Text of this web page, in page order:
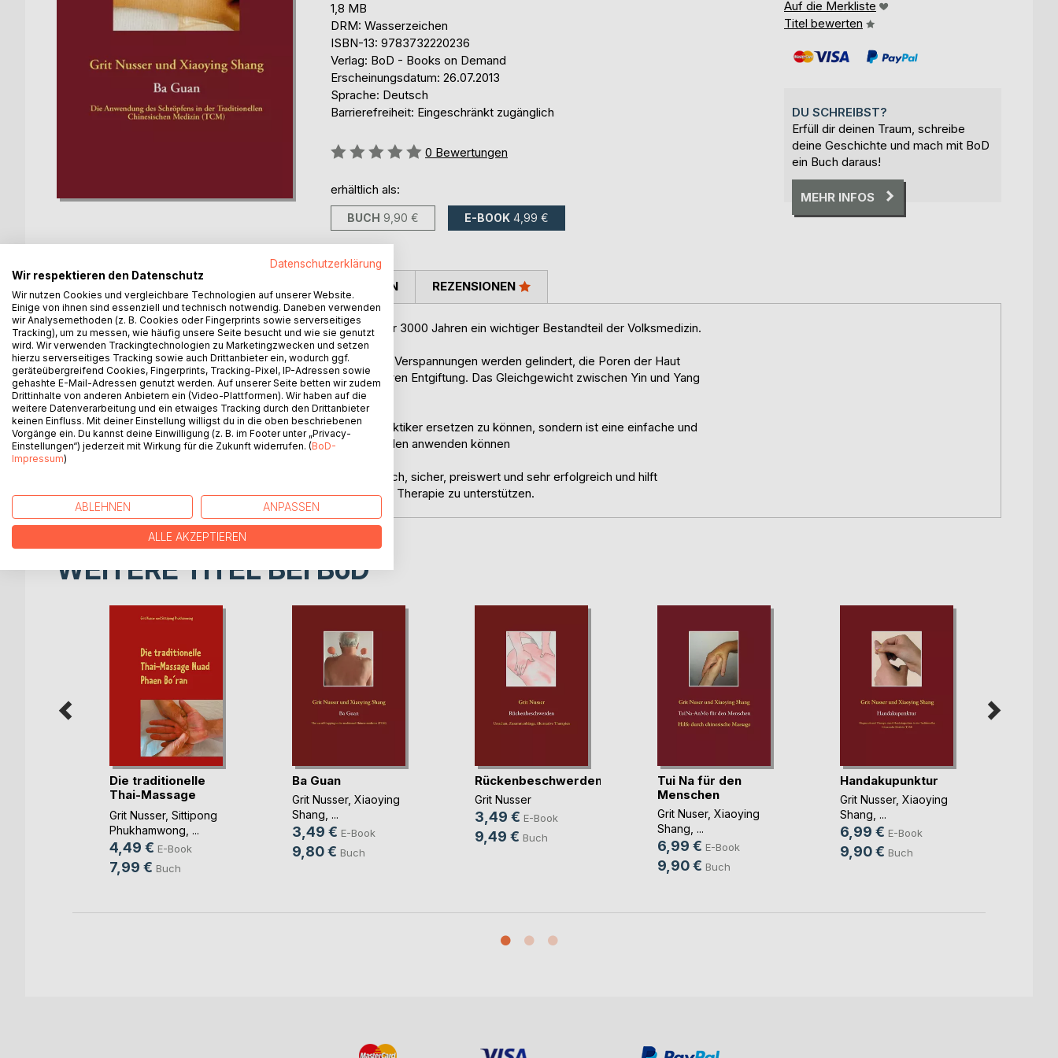
1,8 MB
DRM: Wasserzeichen
ISBN-13: 9783732220236
Verlag: BoD - Books on Demand
Erscheinungsdatum: 26.07.2013
Sprache: Deutsch
Barrierefreiheit: Eingeschränkt zugänglich
Bewertung::
0 Bewertungen
erhältlich als:
BUCH 9,90 € E-BOOK 4,99 €
Auf die Merkliste
Titel bewerten
DU SCHREIBST?
Erfüll dir deinen Traum, schreibe
deine Geschichte und mach mit BoD
ein Buch daraus!
MEHR INFOS
Ba Guan oder das Schröpfen ist in vielen Kulturen seit über 3000 Jahren ein wichtiger Bestandteil der Volksmedizin.
Die Durchblutung wird verbessert, Muskelschmerzen und Verspannungen werden gelindert, die Poren der Haut
geöffnet und über die Schweißbildung kommt es zur inneren Entgiftung. Das Gleichgewicht zwischen Yin und Yang
wird hergestellt.
Dieses Buch erhebt nicht den Anspruch, Arzt oder Heilpraktiker ersetzen zu können, sondern ist eine einfache und
nützliche Anleitung, wie Sie Ba Guan bei vielen Beschwerden anwenden können
Diese Methode ist – wenn man die Regeln befolgt – einfach, sicher, preiswert und sehr erfolgreich und hilft
Krankheiten vorzubeugen, zu lindern oder eine verordnete Therapie zu unterstützen.
PRESSESTIMMEN REZENSIONEN
WEITERE TITEL BEIBoD
Die traditionelle
Thai-Massage
Nua(...)
Grit Nusser, Sittipong
Phukhamwong , ...
4,49 € E-Book
7,99 € Buch
Ba Guan
Grit Nusser, Xiaoying
Shang , ...
3,49 € E-Book
9,80 € Buch
Rückenbeschwerden
Grit Nusser
3,49 € E-Book
9,49 € Buch
Tui Na für den
Menschen
Grit Nuser, Xiaoying
Shang , ...
6,99 € E-Book
9,90 € Buch
Handakupunktur
Grit Nusser, Xiaoying
Shang , ...
6,99 € E-Book
9,90 € Buch
Datenschutzerklärung
Wir respektieren den Datenschutz
Wir nutzen Cookies und vergleichbare Technologien auf unserer Website.
Einige von ihnen sind essenziell und technisch notwendig. Daneben verwenden
wir Analysemethoden (z. B. Cookies oder Fingerprints sowie serverseitiges
Tracking), um zu messen, wie häufig unsere Seite besucht und wie sie genutzt
wird. Wir verwenden Trackingtechnologien zu Marketingzwecken und setzen
hierzu serverseitiges Tracking sowie auch Drittanbieter ein, wodurch ggf.
geräteübergreifend Cookies, Fingerprints, Tracking-Pixel, IP-Adressen sowie
gehashte E-Mail-Adressen genutzt werden. Auf unserer Seite betten wir zudem
Drittinhalte von anderen Anbietern ein (Video-Plattformen). Wir haben auf die
weitere Datenverarbeitung und ein etwaiges Tracking durch den Drittanbieter
keinen Einfluss. Mit deiner Einstellung willigst du in die oben beschriebenen
Vorgänge ein. Du kannst deine Einwilligung (z. B. im Footer unter „Privacy-
Einstellungen“) jederzeit mit Wirkung für die Zukunft widerrufen. (BoD-
Impressum)
ABLEHNEN ANPASSEN
ALLE AKZEPTIEREN